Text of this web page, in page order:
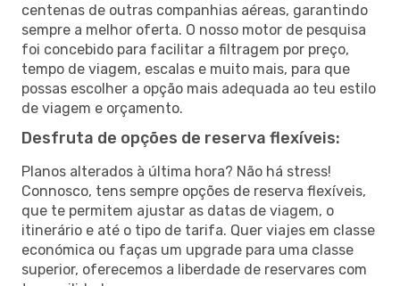
centenas de outras companhias aéreas, garantindo
sempre a melhor oferta. O nosso motor de pesquisa
foi concebido para facilitar a filtragem por preço,
tempo de viagem, escalas e muito mais, para que
possas escolher a opção mais adequada ao teu estilo
de viagem e orçamento.
Desfruta de opções de reserva flexíveis:
Planos alterados à última hora? Não há stress!
Connosco, tens sempre opções de reserva flexíveis,
que te permitem ajustar as datas de viagem, o
itinerário e até o tipo de tarifa. Quer viajes em classe
económica ou faças um upgrade para uma classe
superior, oferecemos a liberdade de reservares com